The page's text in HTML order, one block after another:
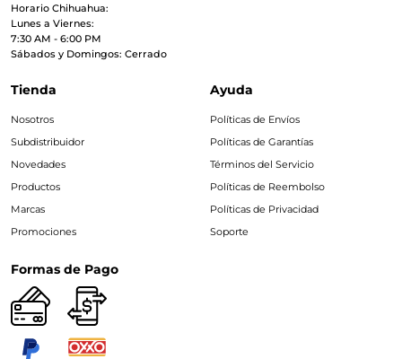
Horario Chihuahua:
Lunes a Viernes:
7:30 AM - 6:00 PM
Sábados y Domingos: Cerrado
Tienda
Nosotros
Subdistribuidor
Novedades
Productos
Marcas
Promociones
Ayuda
Políticas de Envíos
Políticas de Garantías
Términos del Servicio
Políticas de Reembolso
Políticas de Privacidad
Soporte
Formas de Pago